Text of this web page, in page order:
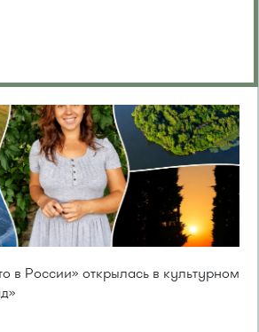
в России» открылась в культурном